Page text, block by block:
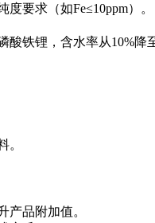
要求（如Fe≤10ppm）。
铁锂，含水率从10%降
。
产品附加值。